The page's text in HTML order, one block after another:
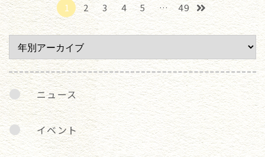
ニュース
イベント
1 2 3 4 5 … 49